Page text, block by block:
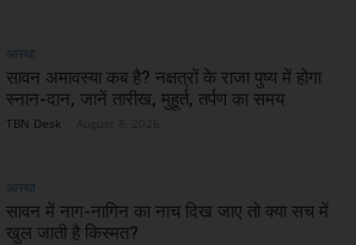
आस्था
सावन अमावस्या कब है? नक्षत्रों के राजा पुष्य में होगा
स्नान-दान, जानें तारीख, मुहूर्त, तर्पण का समय
TBN Desk
आस्था
सावन में नाग-नागिन का नाच दिख जाए तो क्या सच में
खुल जाती है किस्मत?